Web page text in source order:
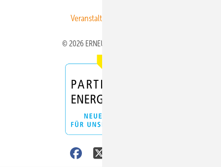
Veranstaltungen / Webinare
© 2026 ERNEUERBARE ENERGIEN